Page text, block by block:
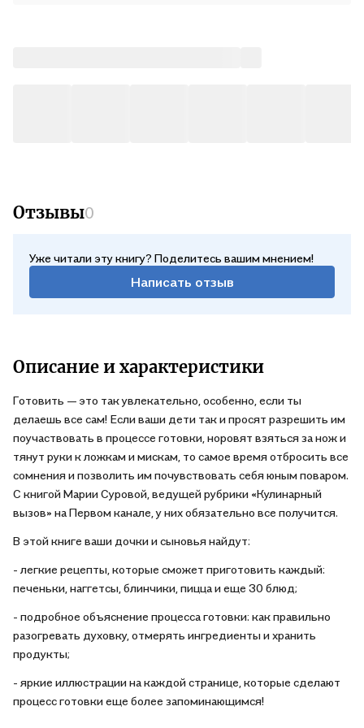
Отзывы0
Уже читали эту книгу? Поделитесь вашим мнением!
Написать отзыв
Описание и характеристики
Готовить — это так увлекательно, особенно, если ты
делаешь все сам! Если ваши дети так и просят разрешить им
поучаствовать в процессе готовки, норовят взяться за нож и
тянут руки к ложкам и мискам, то самое время отбросить все
сомнения и позволить им почувствовать себя юным поваром.
С книгой Марии Суровой, ведущей рубрики «Кулинарный
вызов» на Первом канале, у них обязательно все получится.
В этой книге ваши дочки и сыновья найдут:
- легкие рецепты, которые сможет приготовить каждый:
печеньки, наггетсы, блинчики, пицца и еще 30 блюд;
- подробное объяснение процесса готовки: как правильно
разогревать духовку, отмерять ингредиенты и хранить
продукты;
- яркие иллюстрации на каждой странице, которые сделают
процесс готовки еще более запоминающимся!